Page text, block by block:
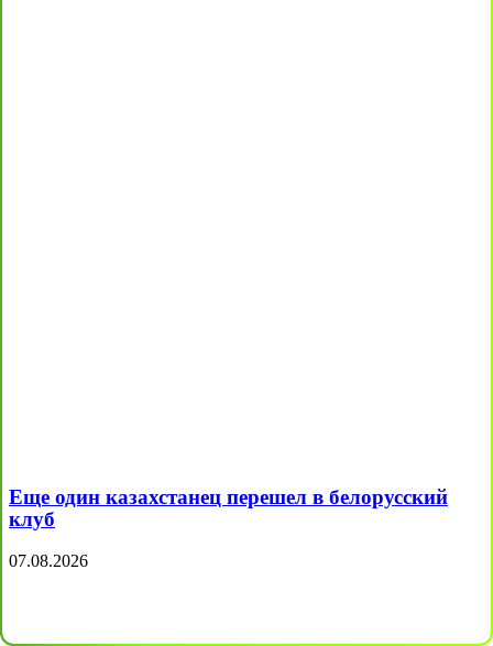
Еще один казахстанец перешел в белорусский
клуб
07.08.2026